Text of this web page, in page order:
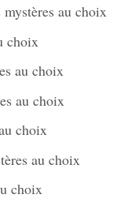
au choix
choix
au choix
au choix
choix
au choix
choix